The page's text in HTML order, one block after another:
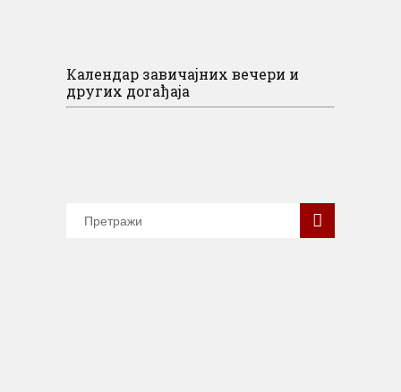
Календар завичајних вечери и
других догађаја